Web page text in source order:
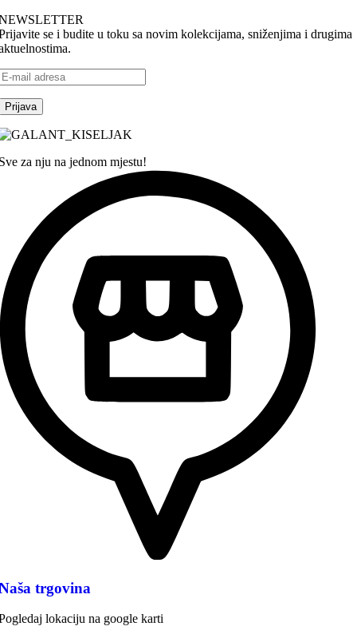
se i budite u toku sa novim kolekcijama, sniženjima i drugima
za nju na jednom mjestu!
trgovina
lokaciju na google karti